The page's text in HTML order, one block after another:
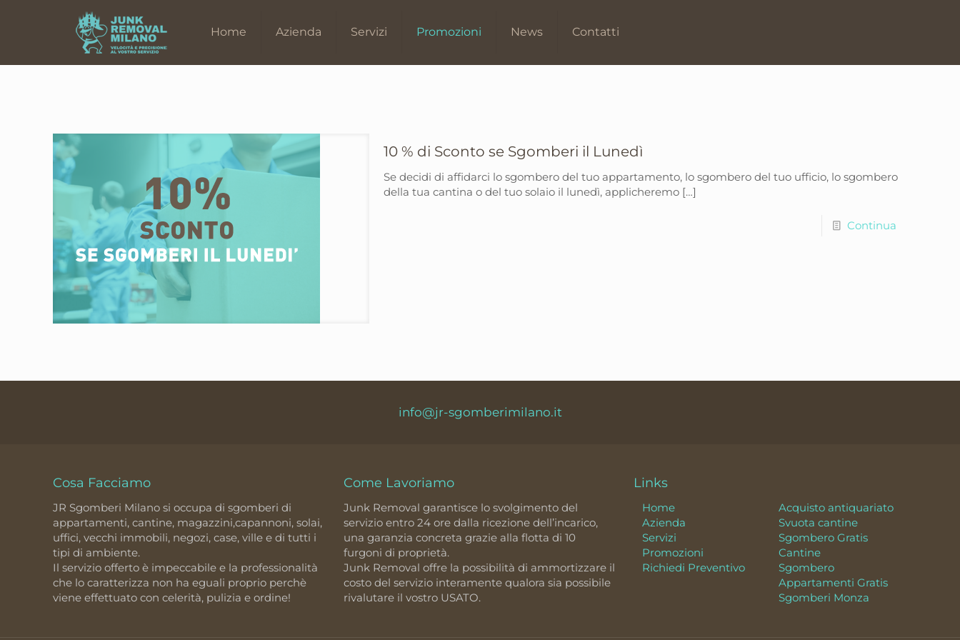
Home Azienda Servizi Promozioni News Contatti
Promozioni
10 % di Sconto se Sgomberi il Lunedì
Se decidi di affidarci lo sgombero del tuo appartamento, lo sgombero del tuo ufficio, lo sgombero
della tua cantina o del tuo solaio il lunedì, applicheremo[…]
Continua
info@jr-sgomberimilano.it
Cosa Facciamo
JR Sgomberi Milano si occupa di sgomberi di
appartamenti, cantine, magazzini,capannoni, solai,
uffici, vecchi immobili, negozi, case, ville e di tutti i
tipi di ambiente.
Il servizio offerto è impeccabile e la professionalità
che lo caratterizza non ha eguali proprio perchè
viene effettuato con celerità, pulizia e ordine!
Come Lavoriamo
Junk Removal garantisce lo svolgimento del
servizio entro 24 ore dalla ricezione dell’incarico,
una garanzia concreta grazie alla flotta di 10
furgoni di proprietà.
Junk Removal offre la possibilità di ammortizzare il
costo del servizio interamente qualora sia possibile
rivalutare il vostro USATO.
Links
Home
Azienda
Servizi
Promozioni
Richiedi Preventivo
Acquisto antiquariato
Svuota cantine
Sgombero Gratis
Cantine
Sgombero
Appartamenti Gratis
Sgomberi Monza